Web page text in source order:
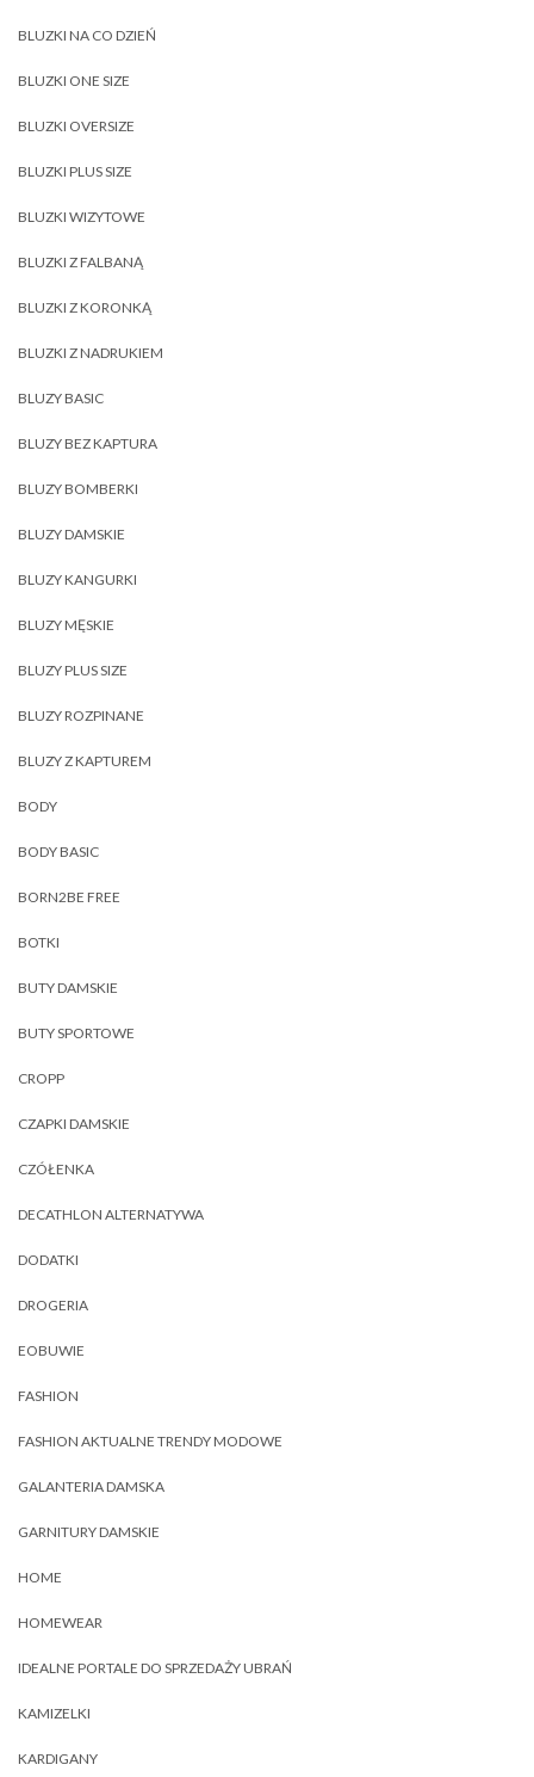
BLUZKI NA CO DZIEŃ
BLUZKI ONE SIZE
BLUZKI OVERSIZE
BLUZKI PLUS SIZE
BLUZKI WIZYTOWE
BLUZKI Z FALBANĄ
BLUZKI Z KORONKĄ
BLUZKI Z NADRUKIEM
BLUZY BASIC
BLUZY BEZ KAPTURA
BLUZY BOMBERKI
BLUZY DAMSKIE
BLUZY KANGURKI
BLUZY MĘSKIE
BLUZY PLUS SIZE
BLUZY ROZPINANE
BLUZY Z KAPTUREM
BODY
BODY BASIC
BORN2BE FREE
BOTKI
BUTY DAMSKIE
BUTY SPORTOWE
CROPP
CZAPKI DAMSKIE
CZÓŁENKA
DECATHLON ALTERNATYWA
DODATKI
DROGERIA
EOBUWIE
FASHION
FASHION AKTUALNE TRENDY MODOWE
GALANTERIA DAMSKA
GARNITURY DAMSKIE
HOME
HOMEWEAR
IDEALNE PORTALE DO SPRZEDAŻY UBRAŃ
KAMIZELKI
KARDIGANY